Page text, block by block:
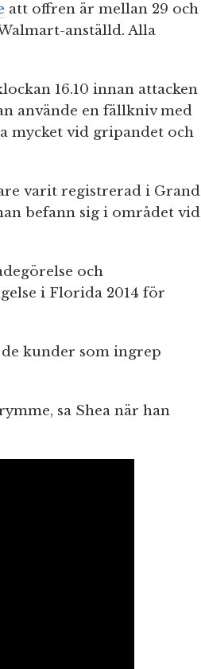
att offren är mellan 29 och
anställd. Alla
16.10 innan attacken
använde en fällkniv med
mycket vid gripandet och
varit registrerad i Grand
befann sig i området vid
och
i Florida 2014 för
kunder som ingrep
sa Shea när han